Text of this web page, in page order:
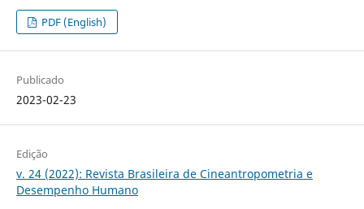
PDF (English)
Publicado
2023-02-23
Edição
v. 24 (2022): Revista Brasileira de Cineantropometria e
Desempenho Humano